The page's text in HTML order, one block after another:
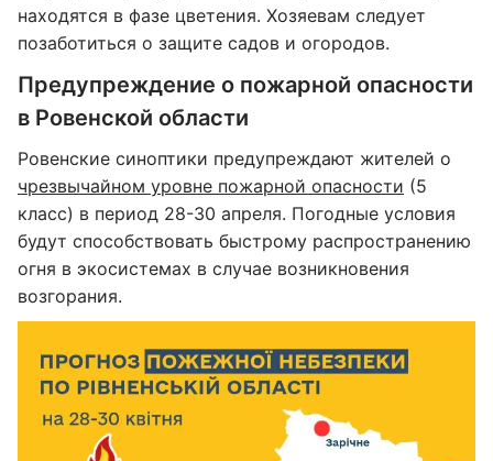
находятся в фазе цветения. Хозяевам следует
позаботиться о защите садов и огородов.
Предупреждение о пожарной опасности
в Ровенской области
Ровенские синоптики предупреждают жителей о
чрезвычайном уровне пожарной опасности (5
класс) в период 28-30 апреля. Погодные условия
будут способствовать быстрому распространению
огня в экосистемах в случае возникновения
возгорания.